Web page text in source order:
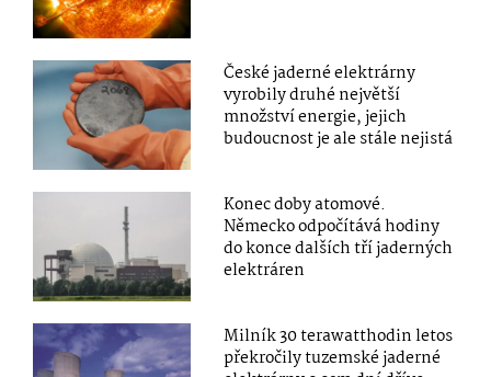
České jaderné elektrárny
vyrobily druhé největší
množství energie, jejich
budoucnost je ale stále nejistá
Konec doby atomové.
Německo odpočítává hodiny
do konce dalších tří jaderných
elektráren
Milník 30 terawatthodin letos
překročily tuzemské jaderné